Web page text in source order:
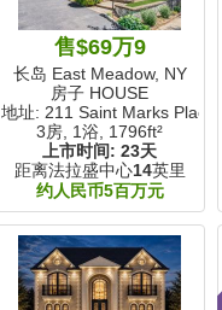
售$69万9
长岛 East Meadow, NY
房子 HOUSE
地址: 211 Saint Marks Place
3房, 1浴, 1796ft²
上市时间:23天
距离法拉盛中心14英里
约人民币5百万元